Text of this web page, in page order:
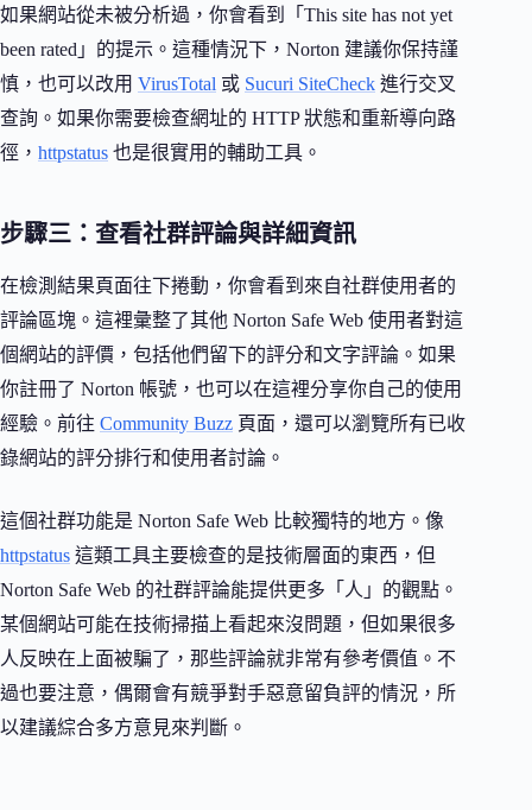
如果網站從未被分析過，你會看到「This site has not yet
been rated」的提示。這種情況下，Norton 建議你保持謹
慎，也可以改用 VirusTotal 或 Sucuri SiteCheck 進行交叉
查詢。如果你需要檢查網址的 HTTP 狀態和重新導向路
徑， httpstatus 也是很實用的輔助工具。
步驟三：查看社群評論與詳細資訊
在檢測結果頁面往下捲動，你會看到來自社群使用者的
評論區塊。這裡彙整了其他 Norton Safe Web 使用者對這
個網站的評價，包括他們留下的評分和文字評論。如果
你註冊了 Norton 帳號，也可以在這裡分享你自己的使用
經驗。前往 Community Buzz 頁面，還可以瀏覽所有已收
錄網站的評分排行和使用者討論。
這個社群功能是 Norton Safe Web 比較獨特的地方。像
httpstatus 這類工具主要檢查的是技術層面的東西，但
Norton Safe Web 的社群評論能提供更多「人」的觀點。
某個網站可能在技術掃描上看起來沒問題，但如果很多
人反映在上面被騙了，那些評論就非常有參考價值。不
過也要注意，偶爾會有競爭對手惡意留負評的情況，所
以建議綜合多方意見來判斷。